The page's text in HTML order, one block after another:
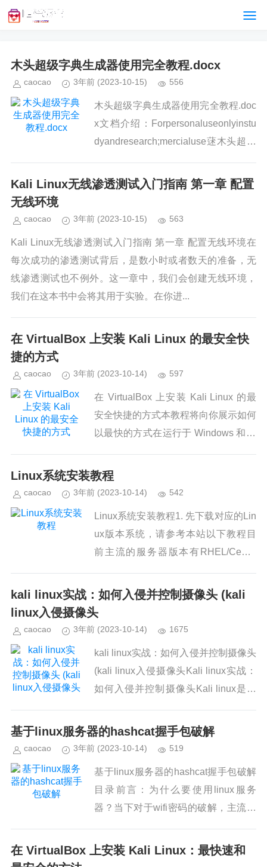
木头超级字典生成器使用完全教程.docx
caocao 3年前 (2023-10-15) 556
木头超级字典生成器使用完全教程.doc
x文档介绍：Forpersonaluseonlyinstu
dyandresearch;mercialuse蒁木头超级
木头超级字典...
Kali Linux无线渗透测试入门指南 第一章 配置
无线环境
caocao 3年前 (2023-10-15) 563
Kali Linux无线渗透测试入门指南 第一章 配置无线环境在
每次成功的渗透测试背后，是数小时或者数天的准备，无
线渗透测试也不例外。这一章中，我们会创建无线环境，
我们在这本书中会将其用于实验。在你进...
在 VirtualBox 上安装 Kali Linux 的最安全快
捷的方式
caocao 3年前 (2023-10-14) 597
在 VirtualBox 上安装 Kali Linux 的最
安全快捷的方式本教程将向你展示如何
以最快的方式在运行于 Windows 和 Li
Linux系统安装教程
caocao 3年前 (2023-10-14) 542
Linux系统安装教程1. 先下载对应的Lin
ux版本系统，请参考本站以下教程目
前主流的服务器版本有RHEL/CentO
本，但其它版本的占有率并不高。...
kali linux实战：如何入侵并控制摄像头 (kali
linux入侵摄像头
caocao 3年前 (2023-10-14) 1675
kali linux实战：如何入侵并控制摄像头
(kali linux入侵摄像头Kali linux实战：
如何入侵并控制摄像头Kali linux是一
操作系统，其强大...
基于linux服务器的hashcat握手包破解
caocao 3年前 (2023-10-14) 519
基于linux服务器的hashcat握手包破解
目录前言：为什么要使用linux服务
器？当下对于wifi密码的破解，主流的
而WPS破解却仅限于无线路由器。如
在 VirtualBox 上安装 Kali Linux：最快速和